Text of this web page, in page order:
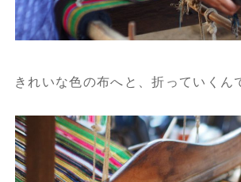
きれいな色の布へと、折っていくん